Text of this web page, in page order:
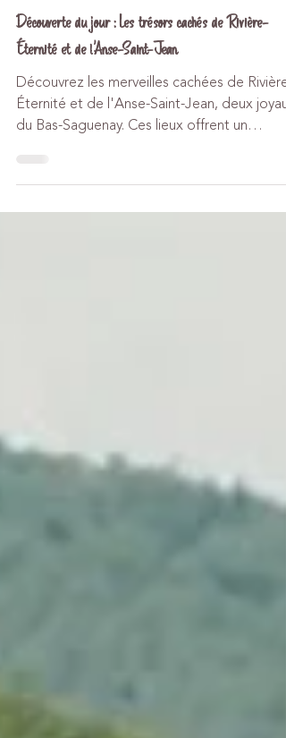
7 juil. 2024 7 min de lecture
Favoris
Découverte du jour : Les trésors cachés de Rivière-
Éternité et de l'Anse-Saint-Jean
Découvrez les merveilles cachées de Rivière-
du Bas-Saguenay. Ces lieux offrent un